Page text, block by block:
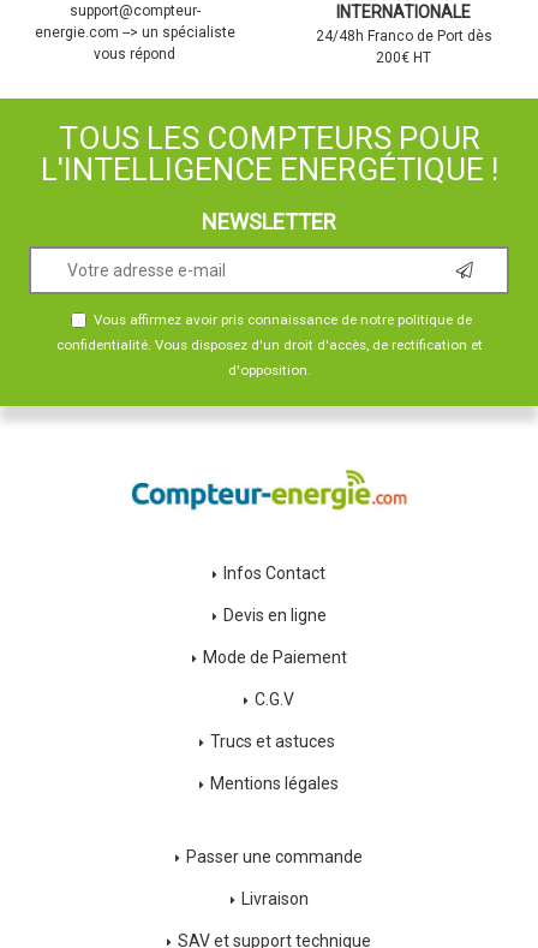
support@compteur-
energie.com --> un spécialiste
vous répond
INTERNATIONALE
24/48h Franco de Port dès
200€ HT
TOUS LES COMPTEURS POUR
L'INTELLIGENCE ENERGÉTIQUE !
NEWSLETTER
Vous affirmez avoir pris connaissance de notre politique de
confidentialité. Vous disposez d'un droit d'accès, de rectification et
d'opposition.
Infos Contact
Devis en ligne
Mode de Paiement
C.G.V
Trucs et astuces
Mentions légales
Passer une commande
Livraison
SAV et support technique